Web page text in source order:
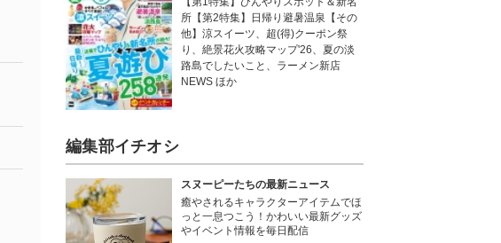
所【第2特集】日帰り避暑温泉【その
他】涼スイーツ、超(得)クーポン祭
り、絶景花火攻略マップ'26、夏の淡
路島でしたいこと、ラーメン新店
NEWS ほか
編集部イチオシ
スヌーピーたちの最新ニュース
癒やされるキャラクターアイテムでほ
っと一息つこう！かわいい最新グッズ
やイベント情報を毎日配信